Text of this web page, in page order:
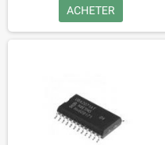
ACHETER